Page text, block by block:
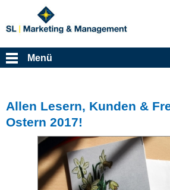
Menü
Allen Lesern, Kunden &
Ostern 2017!